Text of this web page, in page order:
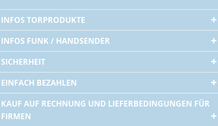
INFOS TORPRODUKTE
INFOS FUNK / HANDSENDER
SICHERHEIT
EINFACH BEZAHLEN
KAUF AUF RECHNUNG UND LIEFERBEDINGUNGEN FÜR
FIRMEN